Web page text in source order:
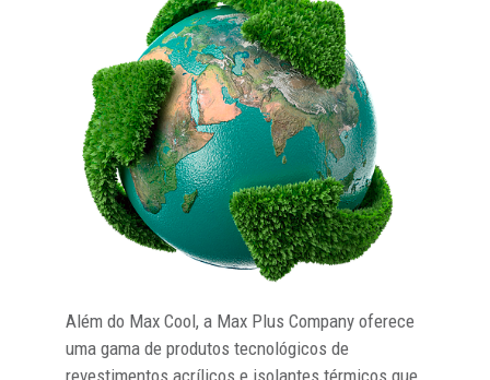
Além do Max Cool, a Max Plus Company oferece
uma gama de produtos tecnológicos de